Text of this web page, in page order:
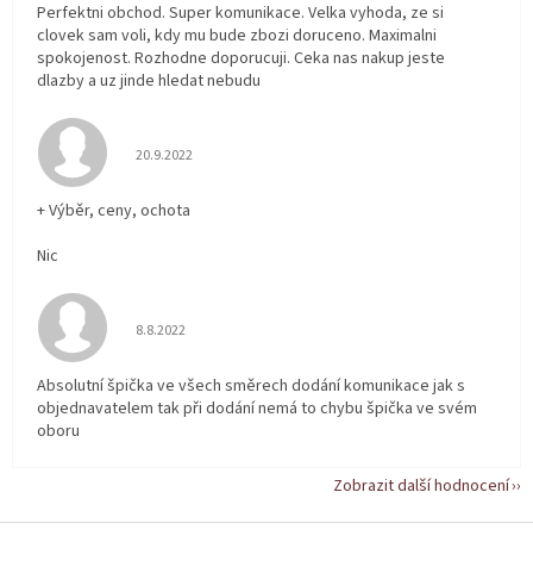
Perfektni obchod. Super komunikace. Velka vyhoda, ze si
clovek sam voli, kdy mu bude zbozi doruceno. Maximalni
spokojenost. Rozhodne doporucuji. Ceka nas nakup jeste
dlazby a uz jinde hledat nebudu
Hodnocení obchodu je 5 z 5 hvězdiček.
20.9.2022
+ Výběr, ceny, ochota
Nic
Hodnocení obchodu je 5 z 5 hvězdiček.
8.8.2022
Absolutní špička ve všech směrech dodání komunikace jak s
objednavatelem tak při dodání nemá to chybu špička ve svém
oboru
Zobrazit další hodnocení
Z